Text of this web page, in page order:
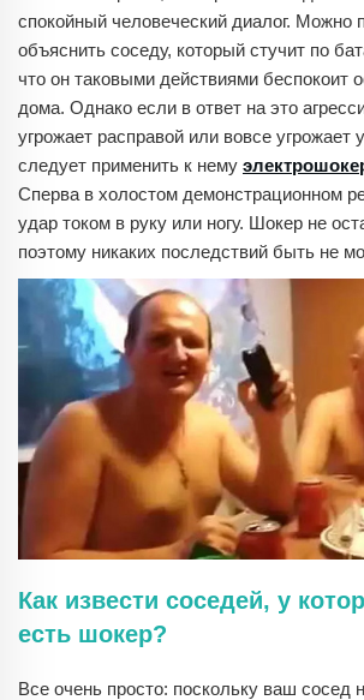
спокойный человеческий диалог. Можно
объяснить соседу, который стучит по
что он таковыми действиями беспокоит
дома. Однако если в ответ на это
угрожает расправой или вовсе угрожает
следует применить к нему
Сперва в холостом демонстрационном
удар током в руку или ногу. Шокер не
поэтому никаких последствий быть не
Как извести соседей, у
есть шокер?
Все очень просто: поскольку ваш сосед